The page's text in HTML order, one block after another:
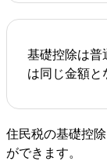
基礎控除は普
は同じ金額と
住民税の基礎控
ができます。